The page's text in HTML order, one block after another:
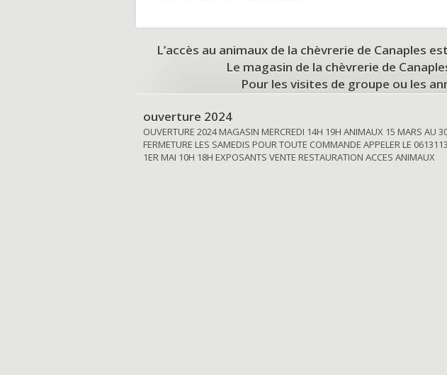
L’accès au animaux de la chèvrerie de Canaples
Le magasin de la chèvrerie de
Pour les visites de groupe ou les
ouverture 2024
OUVERTURE 2024 MAGASIN MERCREDI 14H 19H ANIMAUX 15 MARS AU
FERMETURE LES SAMEDIS POUR TOUTE COMMANDE APPELER LE
1ER MAI 10H 18H EXPOSANTS VENTE RESTAURATION ACCES ANIMAUX